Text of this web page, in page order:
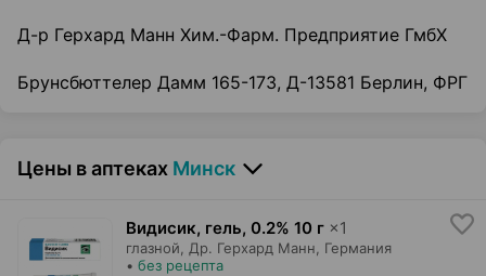
Д-р Герхард Манн Хим.-Фарм. Предприятие ГмбХ
Брунсбюттелер Дамм 165-173, Д-13581 Берлин, ФРГ
Цены в аптеках Минск
Видисик, гель, 0.2% 10 г ×1
глазной, Др. Герхард Манн, Германия
• без рецепта